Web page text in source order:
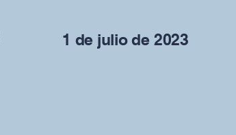
1 de julio de 2023